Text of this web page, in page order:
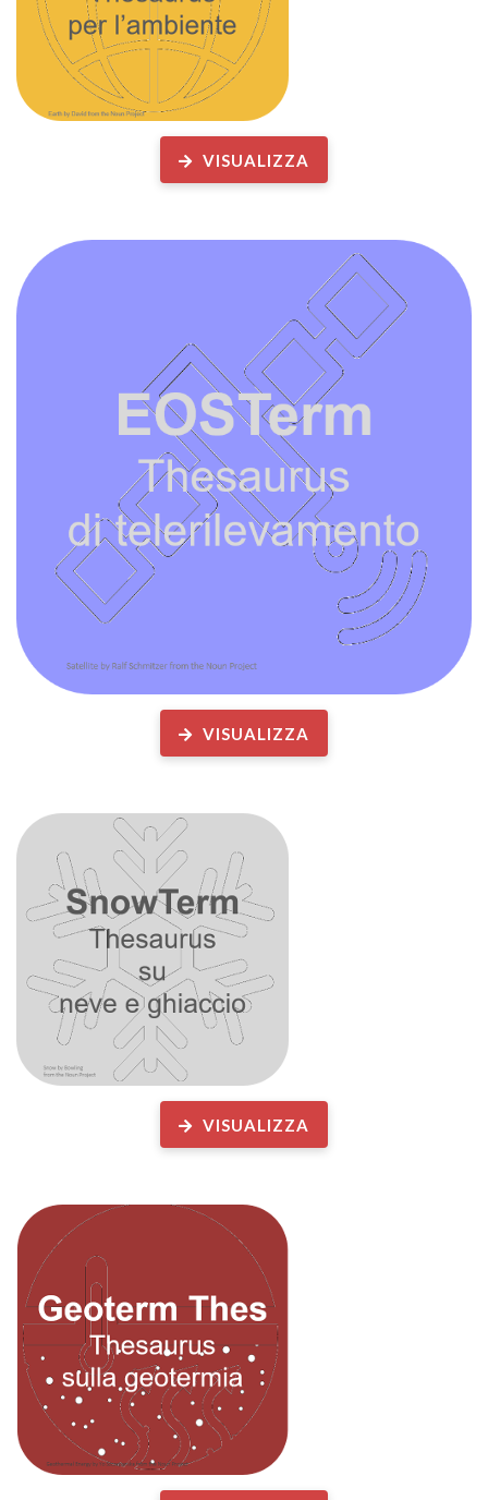
VISUALIZZA
VISUALIZZA
VISUALIZZA